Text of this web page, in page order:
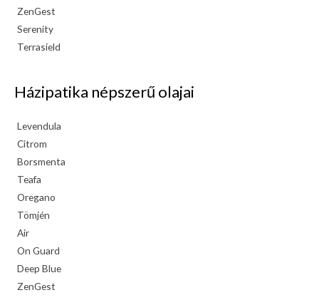
ZenGest
Serenity
Terrasield
Házipatika népszerű olajai
Levendula
Citrom
Borsmenta
Teafa
Oregano
Tömjén
Air
On Guard
Deep Blue
ZenGest